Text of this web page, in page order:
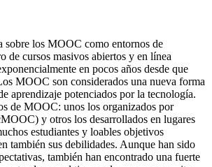
sobre los MOOC como entornos de
de cursos masivos abiertos y en línea
en pocos años desde que
MOOC son considerados una nueva forma
aprendizaje potenciados por la tecnología.
de MOOC: unos los organizados por
y otros los desarrollados en lugares
estudiantes y loables objetivos
también sus debilidades. Aunque han sido
también han encontrado una fuerte